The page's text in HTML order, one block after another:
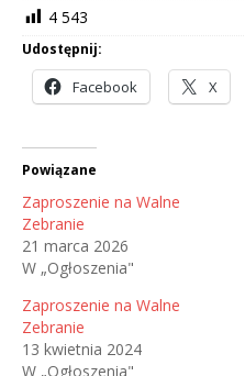
4 543
Udostępnij:
Facebook X
Powiązane
Zaproszenie na Walne
Zebranie
21 marca 2026
W „Ogłoszenia"
Zaproszenie na Walne
Zebranie
13 kwietnia 2024
W „Ogłoszenia"